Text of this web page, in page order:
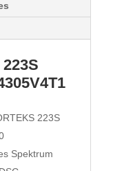
223S
Spektrum